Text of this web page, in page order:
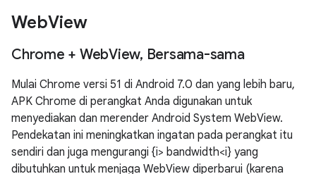
WebView
Chrome + WebView, Bersama-sama
Mulai Chrome versi 51 di Android 7.0 dan yang lebih baru,
APK Chrome di perangkat Anda digunakan untuk
menyediakan dan merender Android System WebView.
Pendekatan ini meningkatkan ingatan pada perangkat itu
sendiri dan juga mengurangi {i> bandwidth<i} yang
dibutuhkan untuk menjaga WebView diperbarui (karena